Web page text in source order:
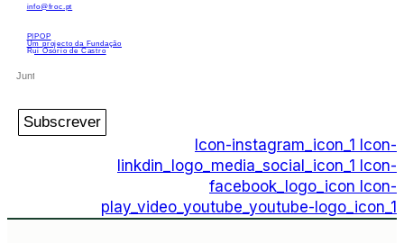
info@froc.pt
PIPOP
Um projecto da Fundação
Rui Osório de Castro
Subscrever
Icon-instagram_icon_1
Icon-
linkdin_logo_media_social_icon_1
Icon-
facebook_logo_icon Icon-
play_video_youtube_youtube-logo_icon_1